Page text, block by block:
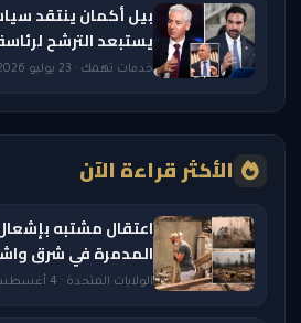
بيل أكمان ينتقد
يستبعد الترشح
خدمات تهمك · 23 يوليو 2026 — 5:35 PM
الأكثر قراءة الآن
اعتقال مشتبه
المدمرة في شرق
الولايات المتحدة · 4 أغسطس 2026 — 2:20 AM